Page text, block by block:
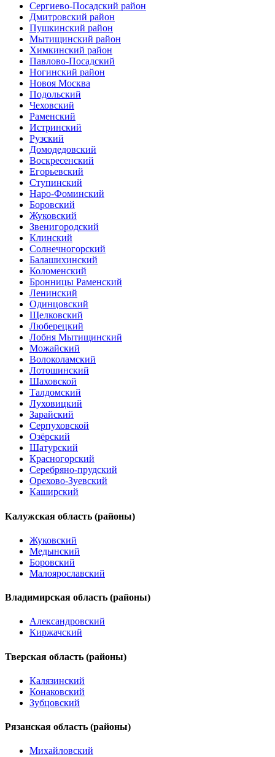
Сергиево-Посадский район
Дмитровский район
Пушкинский район
Мытищинский район
Химкинский район
Павлово-Посадский
Ногинский район
Новоя Москва
Подольский
Чеховский
Раменский
Истринский
Рузский
Домодедовский
Воскресенский
Егорьевский
Ступинский
Наро-Фоминский
Боровский
Жуковский
Звенигородский
Клинский
Солнечногорский
Балашихинский
Коломенский
Бронницы Раменский
Ленинский
Одинцовский
Щелковский
Люберецкий
Лобня Мытищинский
Можайский
Волоколамский
Лотошинский
Шаховской
Талдомский
Луховицкий
Зарайский
Серпуховской
Озёрский
Шатурский
Красногорский
Серебряно-прудский
Орехово-Зуевский
Каширский
Калужская область (районы)
Жуковский
Медынский
Боровский
Малоярославский
Владимирская область (районы)
Александровский
Киржачский
Тверская область (районы)
Калязинский
Конаковский
Зубцовский
Рязанская область (районы)
Михайловский